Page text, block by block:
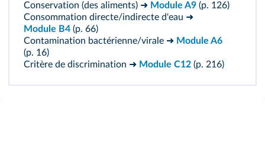
Conservation (des aliments) ➜ Module A9 (p. 126)
Consommation directe/indirecte d'eau ➜
Module B4 (p. 66)
Contamination bactérienne/virale ➜ Module A6
(p. 16)
Critère de discrimination ➜ Module C12 (p. 216)